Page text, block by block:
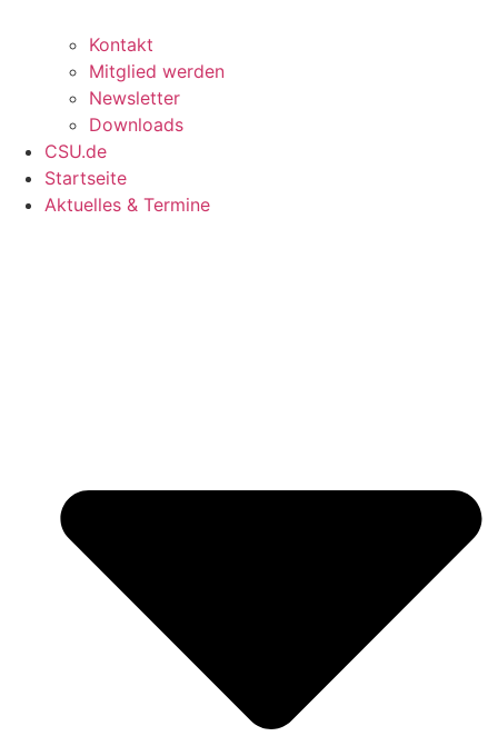
Kontakt
Mitglied werden
Newsletter
Downloads
CSU.de
Startseite
Aktuelles & Termine